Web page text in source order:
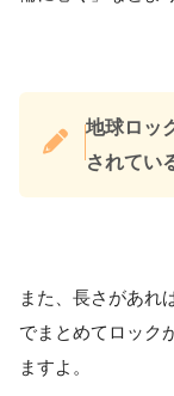
地球ロッ
されてい
また、長さがあれ
でまとめてロック
ますよ。